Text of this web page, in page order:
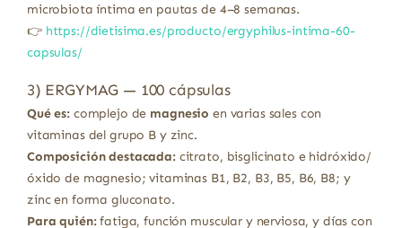
microbiota íntima en pautas de 4–8 semanas.
👉 https://dietisima.es/producto/ergyphilus-intima-60-
capsulas/
3) ERGYMAG — 100 cápsulas
Qué es: complejo de magnesio en varias sales con
vitaminas del grupo B y zinc.
Composición destacada:citrato, bisglicinato e hidróxido/
óxido de magnesio; vitaminas B1, B2, B3, B5, B6, B8; y
zinc en forma gluconato.
Para quién:fatiga, función muscular y nerviosa, y días con